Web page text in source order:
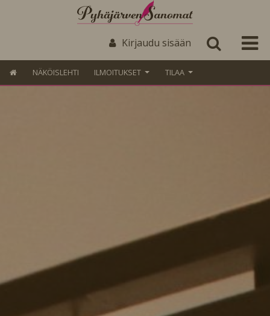
Kirjaudu sisään
NÄKÖISLEHTI ILMOITUKSET TILAA